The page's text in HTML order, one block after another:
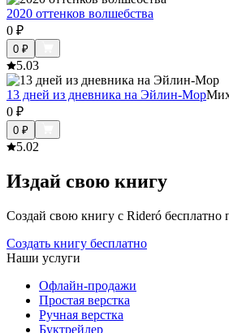
2020 оттенков волшебства
0 ₽
0 ₽
5.03
13 дней из дневника на Эйлин-Мор
0 ₽
0 ₽
5.02
Издай свою книгу
Создай свою книгу с Rideró бесплатно
Создать книгу бесплатно
Наши услуги
Офлайн-продажи
Простая верстка
Ручная верстка
Буктрейлер